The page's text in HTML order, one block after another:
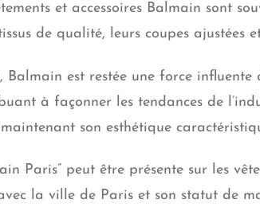
et accessoires Balmain sont
de qualité, leurs coupes ajustées
Balmain est restée une force
à façonner les tendances de
son esthétique
Paris” peut être présente sur les
la ville de Paris et son statut de